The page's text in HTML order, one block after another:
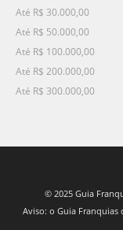
Até R$ 30.000,00
Até R$ 50.000,00
Até R$ 100.000,00
Até R$ 200.000,00
Até R$ 300.000,00
© 2025 Guia
Aviso: o Guia Franquias